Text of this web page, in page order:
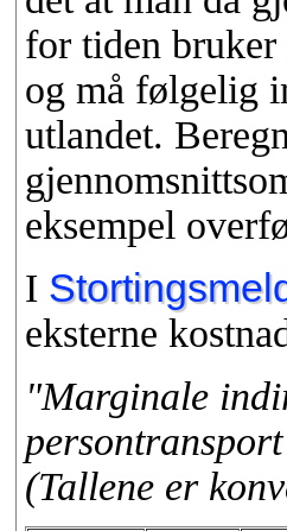
for tiden bruker
og må følgelig
utlandet.
eksempel
I
eksterne
"Marginale
(Tallene er